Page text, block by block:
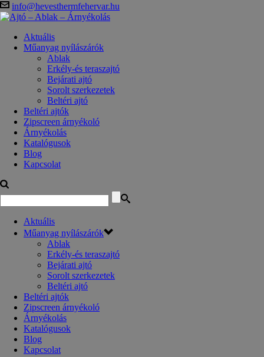
info@hevesthermfehervar.hu
Aktuális
Műanyag nyílászárók
Ablak
Erkély-és teraszajtó
Bejárati ajtó
Sorolt szerkezetek
Beltéri ajtó
Beltéri ajtók
Zipscreen árnyékoló
Árnyékolás
Katalógusok
Blog
Kapcsolat
Aktuális
Műanyag nyílászárók
Ablak
Erkély-és teraszajtó
Bejárati ajtó
Sorolt szerkezetek
Beltéri ajtó
Beltéri ajtók
Zipscreen árnyékoló
Árnyékolás
Katalógusok
Blog
Kapcsolat